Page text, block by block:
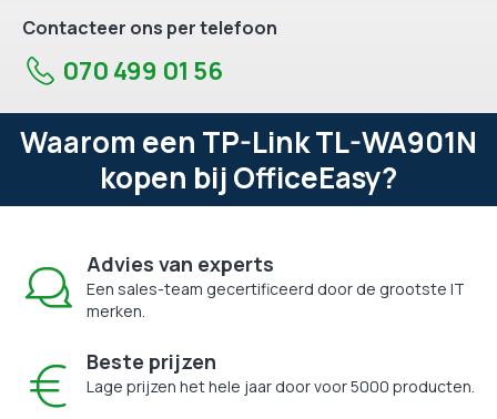
Contacteer ons per telefoon
070 499 01 56
Waarom een TP-Link TL-WA901N
kopen bij OfficeEasy?
Advies van experts
Een sales-team gecertificeerd door de grootste IT
merken.
Beste prijzen
Lage prijzen het hele jaar door voor 5000 producten.